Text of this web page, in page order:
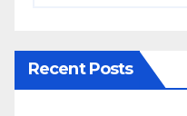
Recent Posts